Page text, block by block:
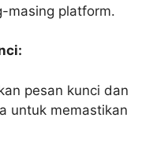
masing platform.
pesan kunci dan
untuk memastikan